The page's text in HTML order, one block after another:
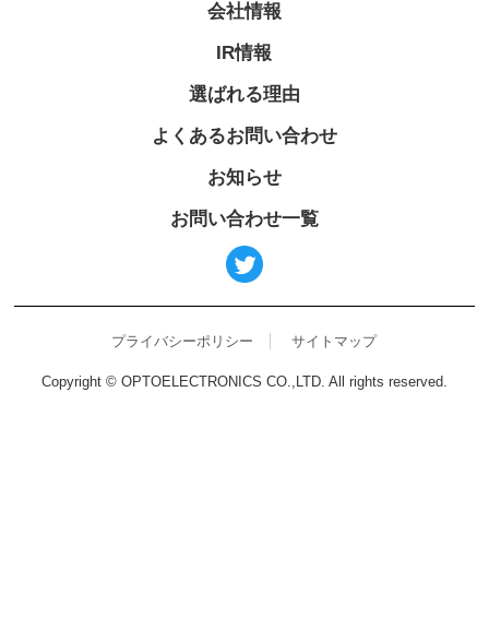
会社情報
IR情報
選ばれる理由
よくあるお問い合わせ
お知らせ
お問い合わせ一覧
プライバシーポリシー サイトマップ
Copyright © OPTOELECTRONICS CO.,LTD. All rights reserved.